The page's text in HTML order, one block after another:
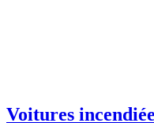
Voitures